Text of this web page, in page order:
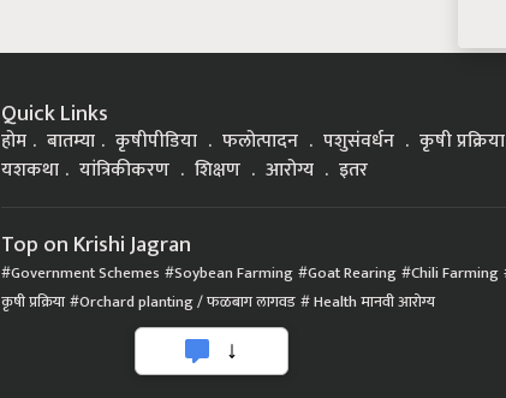
Quick Links
होम बातम्या कृषीपीडिया फलोत्पादन पशुसंवर्धन
कृषी प्रक्रिया
यशकथा
यांत्रिकीकरण शिक्षण आरोग्य इतर
Top on Krishi Jagran
Government Schemes Soybean Farming Goat Rearing Chili Farming
कृषी प्रक्रिया Orchard planting / फळबाग लागवड Health मानवी आरोग्य